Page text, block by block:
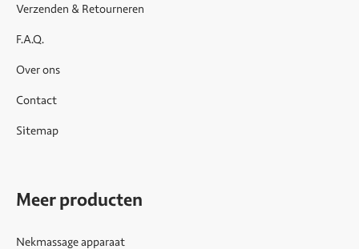
Verzenden & Retourneren
F.A.Q.
Over ons
Contact
Sitemap
Meer producten
Nekmassage apparaat